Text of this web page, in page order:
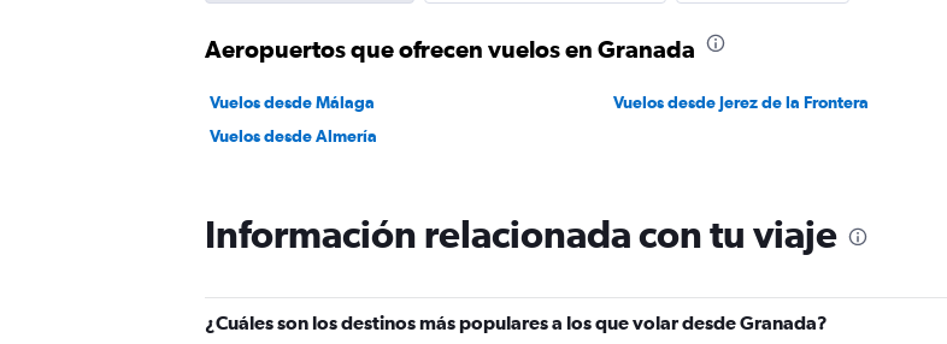
Aeropuertos que ofrecen vuelos en Granada
Vuelos desde Málaga Vuelos desde Jerez de la Frontera
Vuelos desde Almería
Información relacionada con tu viaje
¿Cuáles son los destinos más populares a los que volar desde Granada?